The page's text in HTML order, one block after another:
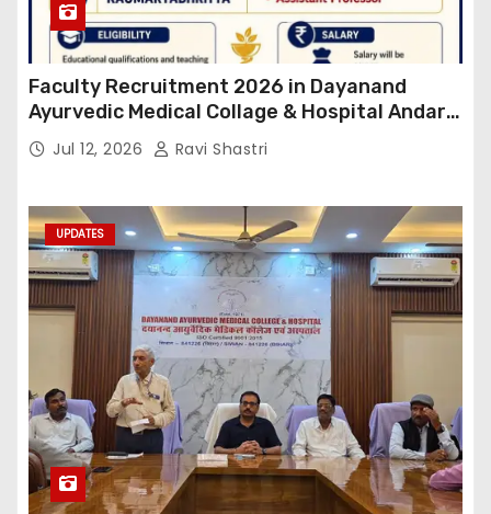
Faculty Recruitment 2026 in Dayanand
Ayurvedic Medical Collage & Hospital Andar
Road ,Siwan
Jul 12, 2026 Ravi Shastri
UPDATES